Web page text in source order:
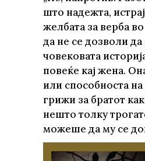
што надежта,
желбата за верба
да не се дозволи
човековата
повеќе кај жена.
или способноста на
грижи за братот
нешто толку
можеше да му се